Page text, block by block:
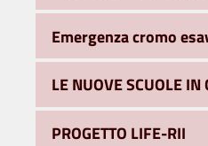
Emergenza cromo
LE NUOVE SCUOLE IN
PROGETTO LIFE-RII